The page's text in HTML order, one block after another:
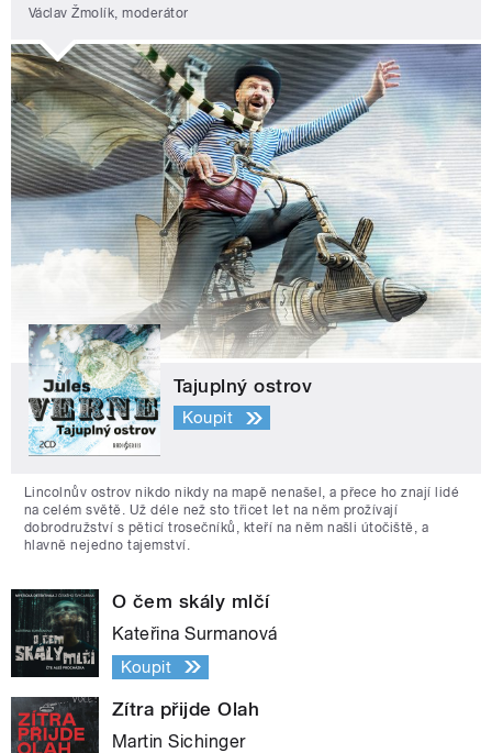
Václav Žmolík, moderátor
Tajuplný ostrov
Koupit
Lincolnův ostrov nikdo nikdy na mapě nenašel, a přece ho znají lidé
na celém světě. Už déle než sto třicet let na něm prožívají
dobrodružství s pěticí trosečníků, kteří na něm našli útočiště, a
hlavně nejedno tajemství.
O čem skály mlčí
Kateřina Surmanová
Koupit
Zítra přijde Olah
Martin Sichinger